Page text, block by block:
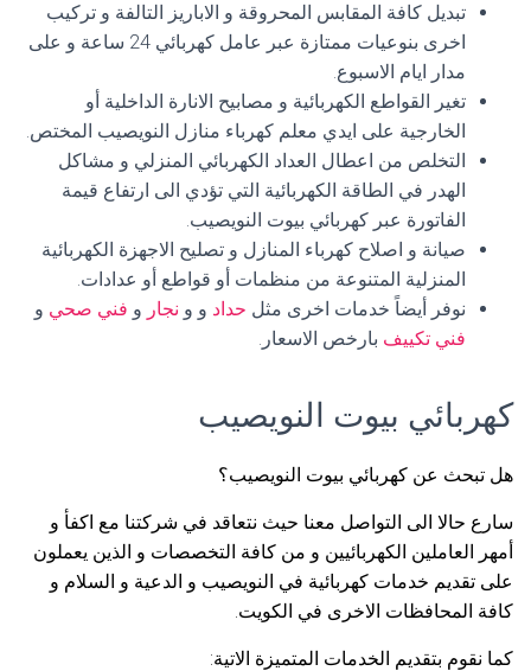
تبديل كافة المقابس المحروقة و الاباريز التالفة و تركيب
اخرى بنوعيات ممتازة عبر عامل كهربائي 24 ساعة و على
مدار ايام الاسبوع.
تغير القواطع الكهربائية و مصابيح الانارة الداخلية أو
الخارجية على ايدي معلم كهرباء منازل النويصيب المختص.
التخلص من اعطال العداد الكهربائي المنزلي و مشاكل
الهدر في الطاقة الكهربائية التي تؤدي الى ارتفاع قيمة
الفاتورة عبر كهربائي بيوت النويصيب.
صيانة و اصلاح كهرباء المنازل و تصليح الاجهزة الكهربائية
المنزلية المتنوعة من منظمات أو قواطع أو عدادات.
نوفر أيضاً خدمات اخرى مثل حداد و و نجار و فني صحي و
فني تكييف بارخص الاسعار.
كهربائي بيوت النويصيب
هل تبحث عن كهربائي بيوت النويصيب؟
سارع حالا الى التواصل معنا حيث نتعاقد في شركتنا مع اكفأ و
أمهر العاملين الكهربائيين و من كافة التخصصات و الذين يعملون
على تقديم خدمات كهربائية في النويصيب و الدعية و السلام و
كافة المحافظات الاخرى في الكويت.
كما نقوم بتقديم الخدمات المتميزة الاتية: